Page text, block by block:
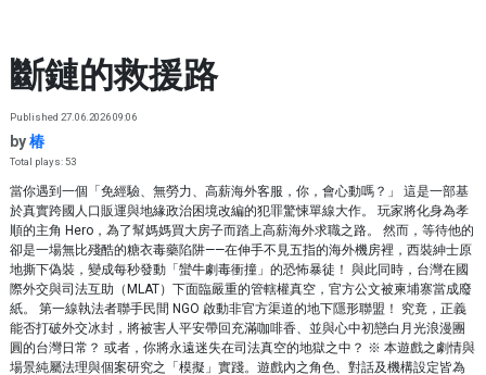
斷鏈的救援路
Published 27.06.2026 09:06
by椿
Total plays: 53
當你遇到一個「免經驗、無勞力、高薪海外客服，你，會心動嗎？」 這是一部基
於真實跨國人口販運與地緣政治困境改編的犯罪驚悚單線大作。 玩家將化身為孝
順的主角 Hero，為了幫媽媽買大房子而踏上高薪海外求職之路。 然而，等待他的
卻是一場無比殘酷的糖衣毒藥陷阱——在伸手不見五指的海外機房裡，西裝紳士原
地撕下偽裝，變成每秒發動「蠻牛劇毒衝撞」的恐怖暴徒！ 與此同時，台灣在國
際外交與司法互助（MLAT）下面臨嚴重的管轄權真空，官方公文被柬埔寨當成廢
紙。 第一線執法者聯手民間 NGO 啟動非官方渠道的地下隱形聯盟！ 究竟，正義
能否打破外交冰封，將被害人平安帶回充滿咖啡香、並與心中初戀白月光浪漫團
圓的台灣日常？ 或者，你將永遠迷失在司法真空的地獄之中？ ※ 本遊戲之劇情與
場景純屬法理與個案研究之「模擬」實踐。遊戲內之角色、對話及機構設定皆為